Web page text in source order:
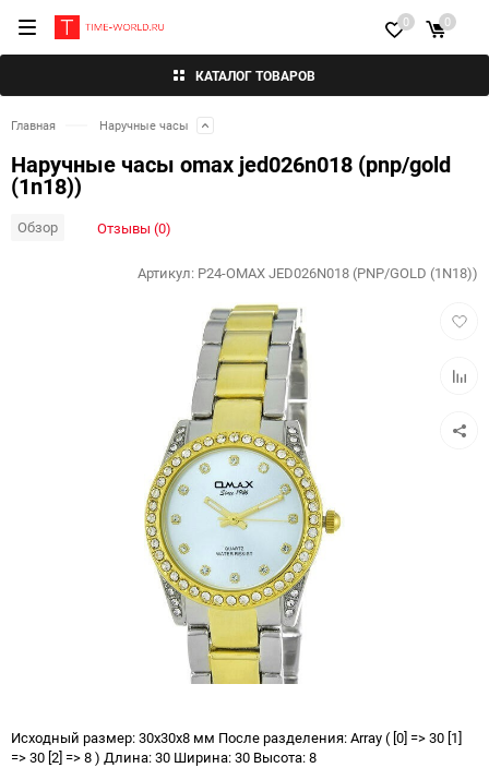
КАТАЛОГ ТОВАРОВ
0 0
Главная Наручные часы
Наручные часы omax jed026n018 (pnp/gold
(1n18))
Обзор Отзывы (0)
Артикул: P24-OMAX JED026N018 (PNP/GOLD (1N18))
Исходный размер: 30x30x8 мм После разделения: Array ( [0] => 30 [1]
=> 30 [2] => 8 ) Длина: 30 Ширина: 30 Высота: 8